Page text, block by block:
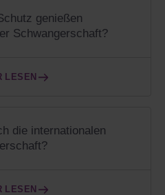
genießen
Schwangerschaft?
LESEN
die internationalen
LESEN